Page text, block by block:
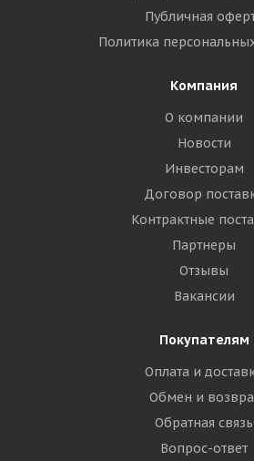
Публичная
Политика
Компания
О компании
Новости
Инвесторам
Договор
Контрактные
Партнеры
Отзывы
Вакансии
Покупателям
Оплата и
Обмен и
Обратная связь
Вопрос-ответ